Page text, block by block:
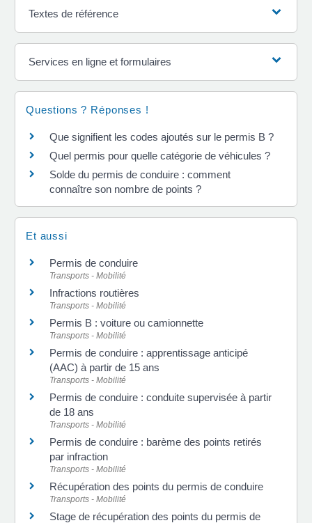
Textes de référence
Services en ligne et formulaires
Questions ? Réponses !
Que signifient les codes ajoutés sur le permis B ?
Quel permis pour quelle catégorie de véhicules ?
Solde du permis de conduire : comment
connaître son nombre de points ?
Et aussi
Permis de conduire
Transports - Mobilité
Infractions routières
Transports - Mobilité
Permis B : voiture ou camionnette
Transports - Mobilité
Permis de conduire : apprentissage anticipé
(AAC) à partir de 15 ans
Transports - Mobilité
Permis de conduire : conduite supervisée à partir
de 18 ans
Transports - Mobilité
Permis de conduire : barème des points retirés
par infraction
Transports - Mobilité
Récupération des points du permis de conduire
Transports - Mobilité
Stage de récupération des points du permis de